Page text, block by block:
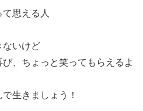
思える人
ないけど
、ちょっと笑ってもらえるよ
生きましょう！